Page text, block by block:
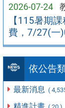
2026-07-24
【115暑期
費，7/27(一
依公告
最新消息 (